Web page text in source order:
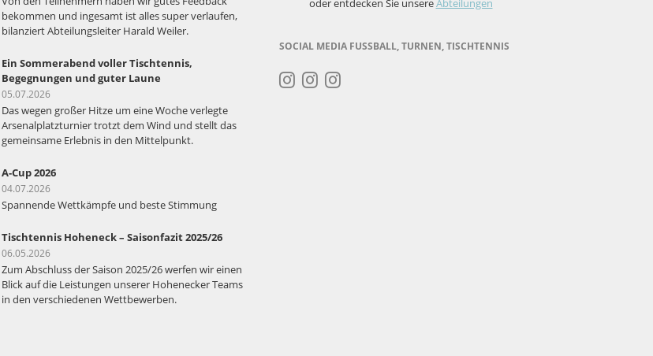
bekommen und ingesamt ist alles super verlaufen,
bilanziert Abteilungsleiter Harald Weiler.
Ein Sommerabend voller Tischtennis,
Begegnungen und guter Laune
05.07.2026
Das wegen großer Hitze um eine Woche verlegte
Arsenalplatzturnier trotzt dem Wind und stellt das
gemeinsame Erlebnis in den Mittelpunkt.
A-Cup 2026
04.07.2026
Spannende Wettkämpfe und beste Stimmung
Tischtennis Hoheneck – Saisonfazit 2025/26
06.05.2026
Zum Abschluss der Saison 2025/26 werfen wir einen
Blick auf die Leistungen unserer Hohenecker Teams
in den verschiedenen Wettbewerben.
oder entdecken Sie unsereAbteilungen
SOCIAL MEDIA FUSSBALL, TURNEN, TISCHTENNIS